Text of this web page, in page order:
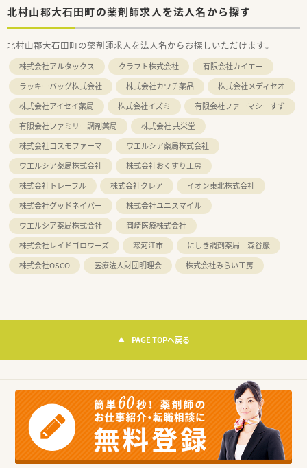
北村山郡大石田町の薬剤師求人を法人名から探す
北村山郡大石田町の薬剤師求人を法人名からお探しいただけます。
株式会社アルタックス クラフト株式会社
有限会社カイエー
ラッキーバッグ株式会社
株式会社カワチ薬品
株式会社メディセオ
株式会社アイセイ薬局
株式会社イズミ
有限会社ファーマシーすず
有限会社ファミリー調剤薬局
株式会社 共栄堂
株式会社コスモファーマ
ウエルシア薬局株式会社
ウエルシア薬局株式会社
株式会社おくすり工房
株式会社トレーフル
株式会社クレア
イオン東北株式会社
株式会社グッドネイバー
株式会社ユニスマイル
ウエルシア薬局株式会社
岡崎医療株式会社
株式会社レイドゴロワーズ
寒河江市
にしき調剤薬局 森谷巖
株式会社OSCO
医療法人財団明理会 株式会社みらい工房
PAGE TOPへ戻る